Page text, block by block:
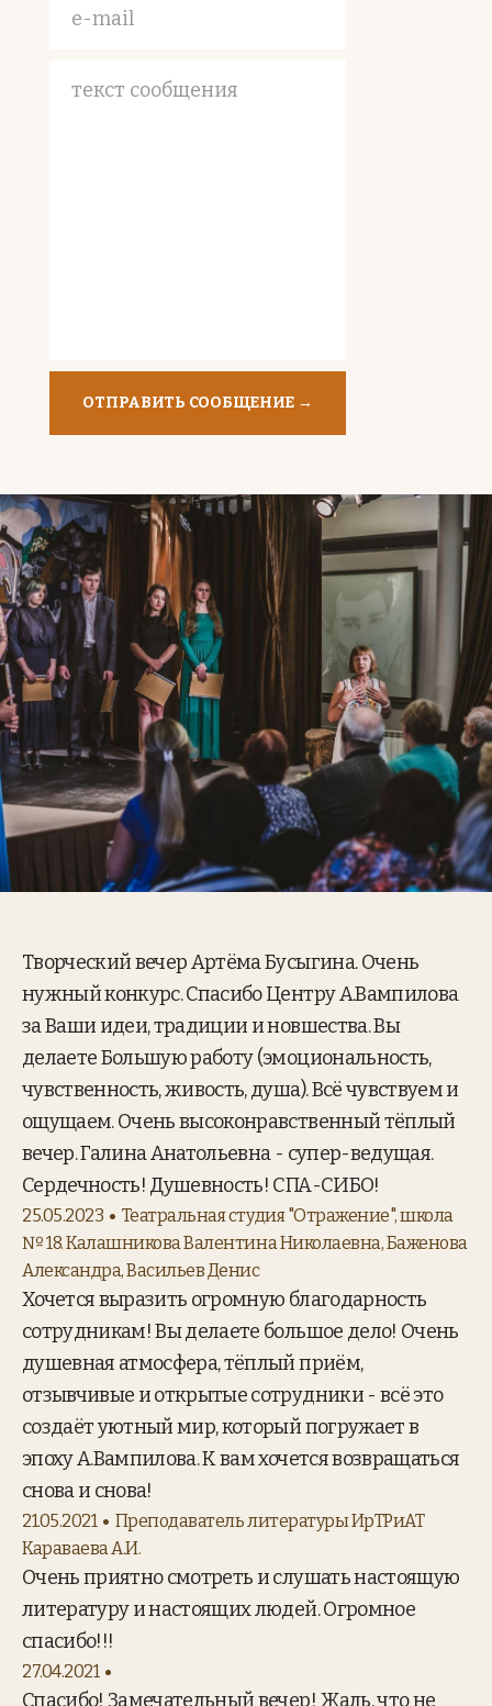
ОТПРАВИТЬ СООБЩЕНИЕ →
Творческий вечер Артёма Бусыгина. Очень
нужный конкурс. Спасибо Центру А.Вампилова
за Ваши идеи, традиции и новшества. Вы
делаете Большую работу (эмоциональность,
чувственность, живость, душа). Всё чувствуем и
ощущаем. Очень высоконравственный тёплый
вечер. Галина Анатольевна - супер-ведущая.
Сердечность! Душевность! СПА-СИБО!
25.05.2023
Театральная студия "Отражение", школа
№ 18. Калашникова Валентина Николаевна, Баженова
Александра, Васильев Денис
Хочется выразить огромную благодарность
сотрудникам! Вы делаете большое дело! Очень
душевная атмосфера, тёплый приём,
отзывчивые и открытые сотрудники - всё это
создаёт уютный мир, который погружает в
эпоху А.Вампилова. К вам хочется возвращаться
снова и снова!
21.05.2021
Преподаватель литературы ИрТРиАТ
Караваева А.И.
Очень приятно смотреть и слушать настоящую
литературу и настоящих людей. Огромное
спасибо!!!
27.04.2021
Спасибо! Замечательный вечер! Жаль, что не